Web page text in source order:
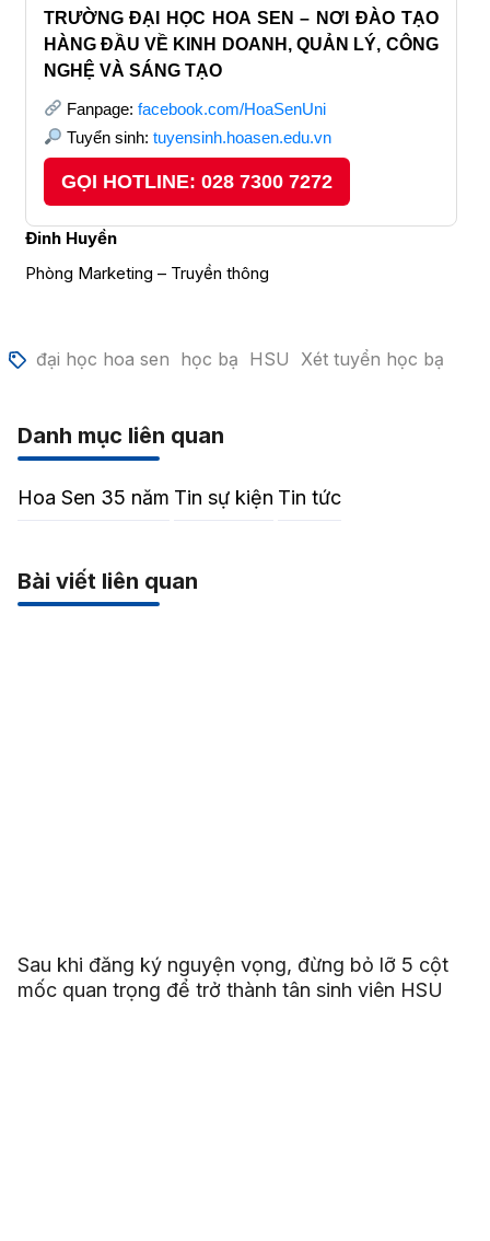
TRƯỜNG ĐẠI HỌC HOA SEN – NƠI ĐÀO TẠO
HÀNG ĐẦU VỀ KINH DOANH, QUẢN LÝ, CÔNG
NGHỆ VÀ SÁNG TẠO
Fanpage: facebook.com/HoaSenUni
Tuyển sinh: tuyensinh.hoasen.edu.vn
GỌI HOTLINE: 028 7300 7272
Đinh Huyền
Phòng Marketing – Truyền thông
đại học hoa sen học bạ HSU Xét tuyển học bạ
Danh mục liên quan
Hoa Sen 35 năm Tin sự kiện Tin tức
Bài viết liên quan
Sau khi đăng ký nguyện vọng, đừng bỏ lỡ 5 cột
mốc quan trọng để trở thành tân sinh viên HSU